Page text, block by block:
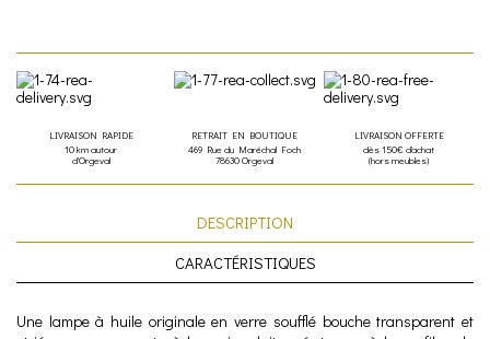
LIVRAISON RAPIDE
10 km autour
d'Orgeval
RETRAIT EN BOUTIQUE
469 Rue du Maréchal Foch
78630 Orgeval
LIVRAISON OFFERTE
dès 150€ d'achat
(hors meubles)
DESCRIPTION
CARACTÉRISTIQUES
Une lampe à huile originale en verre soufflé bouche transparent et